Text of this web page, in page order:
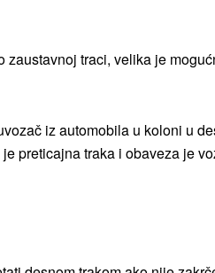
traci, velika je
iz automobila u koloni u
preticajna traka i obaveza je